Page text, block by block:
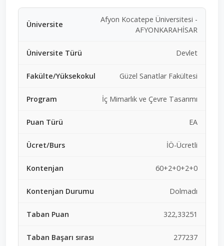
Afyon Kocatepe Üniversitesi -
AFYONKARAHİSAR
Devlet
Güzel Sanatlar Fakültesi
İç Mimarlık ve Çevre Tasarımı
EA
İÖ-Ücretli
60+2+0+2+0
Dolmadı
322,33251
277237